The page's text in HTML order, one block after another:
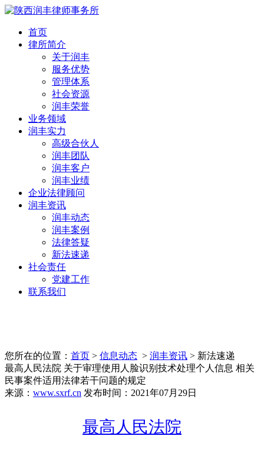
首页
律所简介
关于润丰
服务优势
管理体系
社会资源
润丰荣誉
业务领域
润丰实力
高级合伙人
润丰团队
润丰客户
润丰业绩
企业法律顾问
润丰资讯
润丰动态
润丰案例
法律答疑
新法速递
社会责任
党建工作
联系我们
您所在的位置： 首页 > 信息动态 > 润丰资讯 > 新法速递
最高人民法院 关于审理使用人脸识别技术处理个人信息 相关
民事案件适用法律若干问题的规定
来源： www.sxrf.cn 发布时间：2021年07月29日
最高人民法院